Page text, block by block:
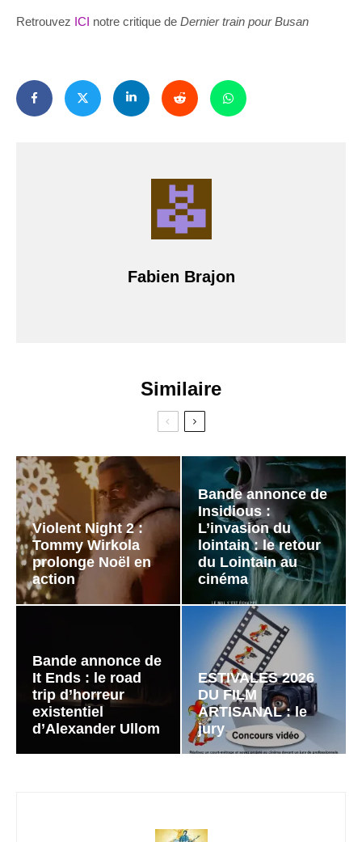
Retrouvez ICI notre critique de Dernier train pour Busan
Fabien Brajon
Similaire
Violent Night 2 :
Tommy Wirkola
prolonge Noël en
action
Bande annonce de
Insidious :
L’invasion du
lointain : le retour
du Lointain au
cinéma
Bande annonce de
It Ends : le road
trip d’horreur
existentiel
d’Alexander Ullom
ESTIVALES 2026
DU FILM
ARTISANAL : le
jury